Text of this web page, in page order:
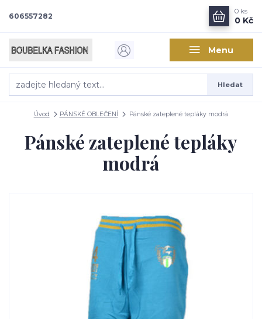
Menu
Hledat
606557282
0 ks
0 Kč
Úvod PÁNSKÉ OBLEČENÍ Pánské zateplené tepláky modrá
Pánské zateplené tepláky
modrá